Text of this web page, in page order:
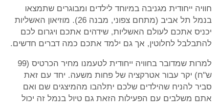
חוויה ייחודית מגניבה במיוחד לילדים ומבוגרים שתמצאו
בנמל תל אביב (מתחם צפוני, מבנה 26). מוזיאון האשליות
יכניס אתכם לעולם האשליות, שידהים אתכם ויגרום לכם
להתבלבל לחלוטין, אך גם ילמד אתכם כמה דברים חדשים.
למרות שמדובר בחוויה ייחודית לטעמנו מחיר הכרטיס (99
ש"ח) יקר עבור אטרקציה של פחות משעה. יחד עם זאת
סביר להניח שהילדים שלכם יתלהבו מהמיצגים שם ואם
אתם משלבים עם הפעילות הזאת גם טיול בנמל זה יכול